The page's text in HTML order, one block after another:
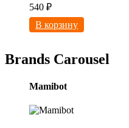
540 ₽
В корзину
Brands Carousel
Mamibot